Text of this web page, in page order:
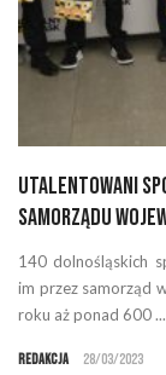
Utalentowani
Samorządu
140 dolnośląskich
im przez samorząd
roku aż ponad 600 ...
Redakcja 28/03/2023